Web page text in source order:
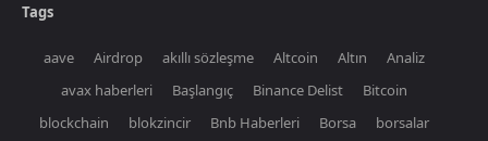
Tags
aave Airdrop akıllı sözleşme Altcoin Altın
Analiz
avax haberleri
Başlangıç Binance Delist
Bitcoin
blockchain
blokzincir Bnb Haberleri Borsa
borsalar